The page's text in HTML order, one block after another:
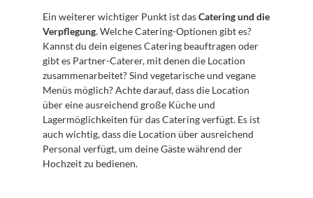
Ein weiterer wichtiger Punkt ist das Catering und die
Verpflegung. Welche Catering-Optionen gibt es?
Kannst du dein eigenes Catering beauftragen oder
gibt es Partner-Caterer, mit denen die Location
zusammenarbeitet? Sind vegetarische und vegane
Menüs möglich? Achte darauf, dass die Location
über eine ausreichend große Küche und
Lagermöglichkeiten für das Catering verfügt. Es ist
auch wichtig, dass die Location über ausreichend
Personal verfügt, um deine Gäste während der
Hochzeit zu bedienen.